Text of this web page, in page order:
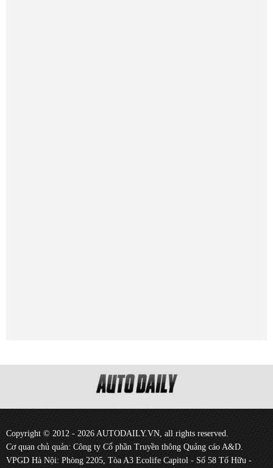
Copyright © 2012 - 2026 AUTODAILY.VN, all rights reserved.
Cơ quan chủ quản: Công ty Cổ phần Truyền thông Quảng cáo A&D.
VPGD Hà Nội: Phòng 2205, Tòa A3 Ecolife Capitol - Số 58 Tố Hữu -